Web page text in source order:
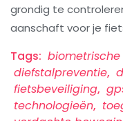
grondig te
aanschaft voor je
Tags:
diefstalpreventie,
fietsbeveiliging,
technologieën,